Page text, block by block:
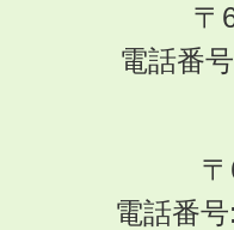
〒
電話番
電話番